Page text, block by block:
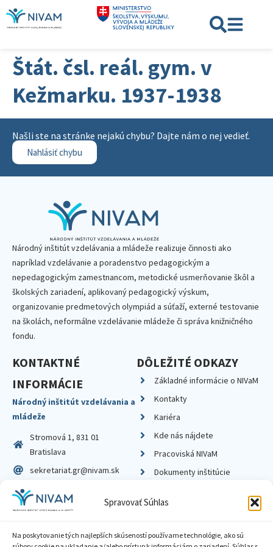
Spravovať Súhlas
Na poskytovanie tých najlepších skúseností používame technológie, ako sú
Štát. čsl. reál. gym. v
Kežmarku. 1937-1938
Našli ste na stránke nejakú chybu? Dajte nám o nej vedieť.
Nahlásiť chybu
Národný inštitút vzdelávania a mládeže realizuje činnosti ako
napríklad vzdelávanie a poradenstvo pedagogickým a
nepedagogickým zamestnancom, metodické usmerňovanie škôl a
školských zariadení, aplikovaný pedagogický výskum,
organizovanie predmetových olympiád a súťaží, externé testovanie
na školách, neformálne vzdelávanie mládeže či správa knižničného
fondu.
KONTAKTNÉ
INFORMÁCIE
Národný inštitút vzdelávania a
mládeže
Stromová 1, 831 01
Bratislava
sekretariat.gr@nivam.sk
IČO: 00164348
DIČ: 2020798714
DÔLEŽITÉ ODKAZY
Základné informácie o NIVaM
Kontakty
Kariéra
Kde nás nájdete
Pracoviská NIVaM
Dokumenty inštitúcie